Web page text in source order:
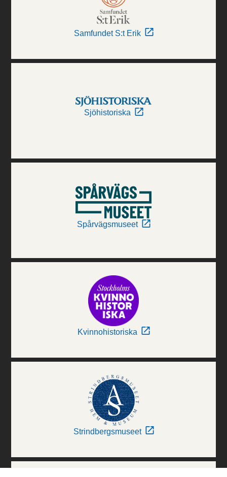
Samfundet S:t Erik
Sjöhistoriska
Spårvägsmuseet
Kvinnohistoriska
Strindbergsmuseet